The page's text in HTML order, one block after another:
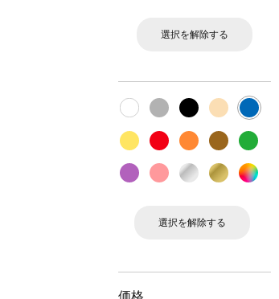
選択を解除する
選択を解除する
価格